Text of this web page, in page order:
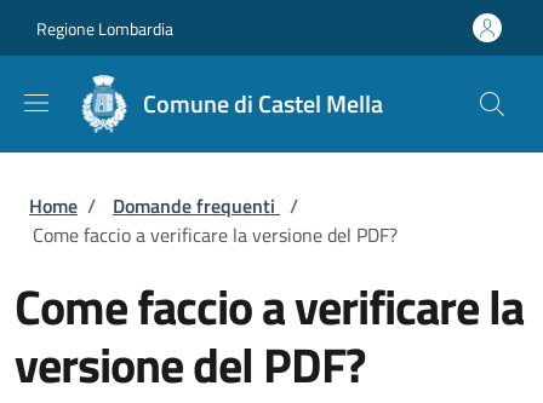
Regione Lombardia
Comune di Castel Mella
Briciole di pane
Home / Domande frequenti /
Come faccio a verificare la versione del PDF?
Come faccio a verificare la
versione del PDF?